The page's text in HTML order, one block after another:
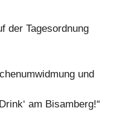
der Tagesordnung
und
am Bisamberg!“